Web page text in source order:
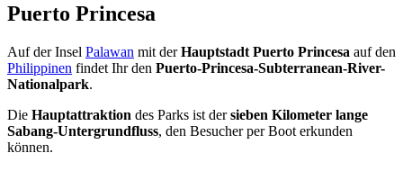
Puerto Princesa
Auf der Insel Palawan mit derHauptstadt Puerto Princesa auf den
Philippinen findet Ihr den Puerto-Princesa-Subterranean-River-
Nationalpark.
Die Hauptattraktion des Parks ist dersieben Kilometer lange
Sabang-Untergrundfluss, den Besucher per Boot erkunden
können.